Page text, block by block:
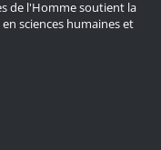
de l'Homme soutient la
sciences humaines et